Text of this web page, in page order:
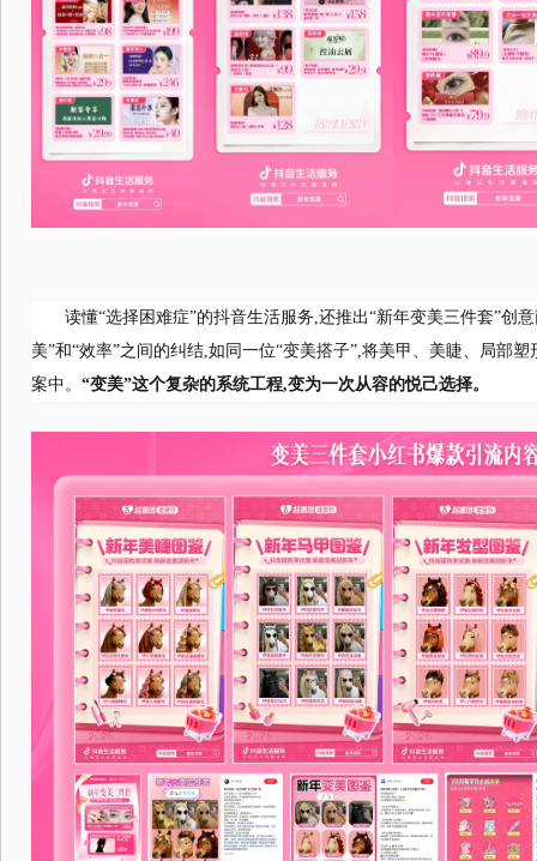
读懂“选择困难症”的抖音生活服务,还推出“新年变美三件套”创
美”和“效率”之间的纠结,如同一位“变美搭子”,将美甲、美睫、局部
案中。 “变美”这个复杂的系统工程,变为一次从容的悦己选择。